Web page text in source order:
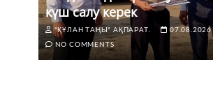
күш салу керек
"ҚҰЛАН ТАҢЫ" АҚПАРАТ.
07.08.2026
NO COMMENTS